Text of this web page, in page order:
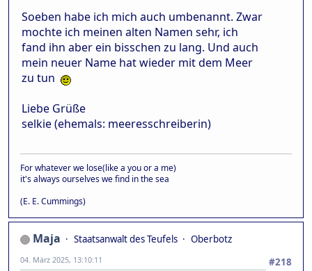
Soeben habe ich mich auch umbenannt. Zwar
mochte ich meinen alten Namen sehr, ich
fand ihn aber ein bisschen zu lang. Und auch
mein neuer Name hat wieder mit dem Meer
zu tun
Liebe Grüße
selkie (ehemals: meeresschreiberin)
For whatever we lose(like a you or a me)
it's always ourselves we find in the sea
(E. E. Cummings)
Maja Staatsanwalt des Teufels
Oberbotz
#218
04. März 2025, 13:10:11